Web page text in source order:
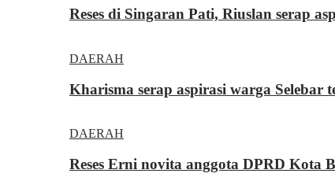
Reses di Singaran Pati, Riuslan serap
DAERAH
Kharisma serap aspirasi warga
DAERAH
Reses Erni novita anggota DPRD